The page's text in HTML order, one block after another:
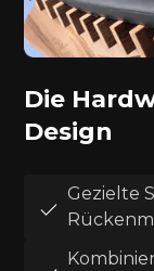
Die
Design
Gezielte